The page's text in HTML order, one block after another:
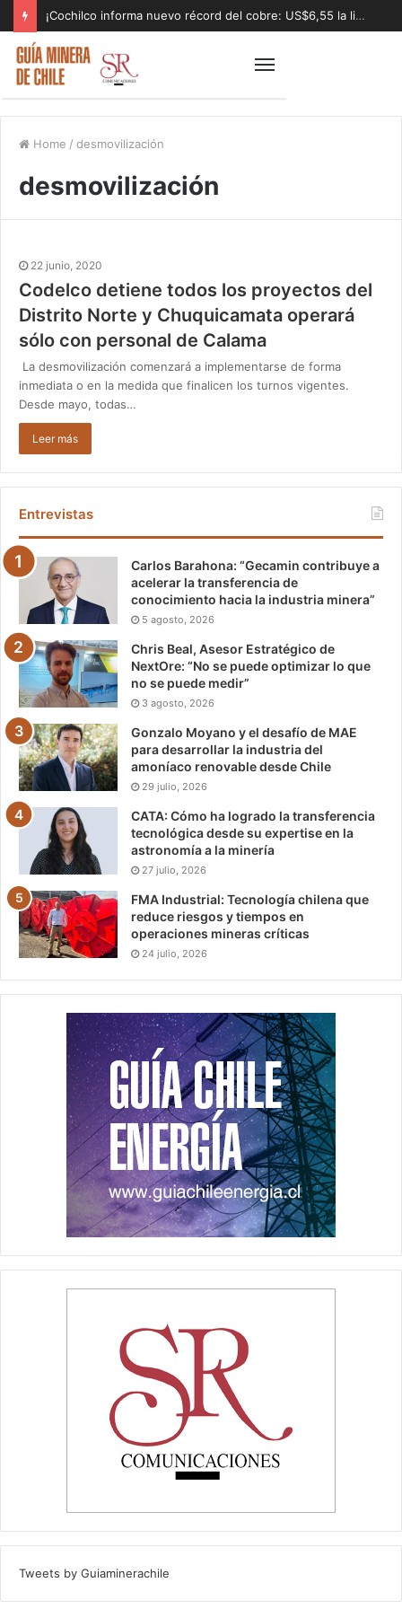
¡Cochilco informa nuevo récord del cobre: US$6,55 la libra!
Home / desmovilización
desmovilización
22 junio, 2020
Codelco detiene todos los proyectos del
Distrito Norte y Chuquicamata operará
sólo con personal de Calama
La desmovilización comenzará a implementarse de forma
inmediata o en la medida que finalicen los turnos vigentes.
Desde mayo, todas…
Leer más
Entrevistas
Carlos Barahona: “Gecamin contribuye a
acelerar la transferencia de
conocimiento hacia la industria minera”
5 agosto, 2026
Chris Beal, Asesor Estratégico de
NextOre: “No se puede optimizar lo que
no se puede medir”
3 agosto, 2026
Gonzalo Moyano y el desafío de MAE
para desarrollar la industria del
amoníaco renovable desde Chile
29 julio, 2026
CATA: Cómo ha logrado la transferencia
tecnológica desde su expertise en la
astronomía a la minería
27 julio, 2026
FMA Industrial: Tecnología chilena que
reduce riesgos y tiempos en
operaciones mineras críticas
24 julio, 2026
Tweets by Guiaminerachile